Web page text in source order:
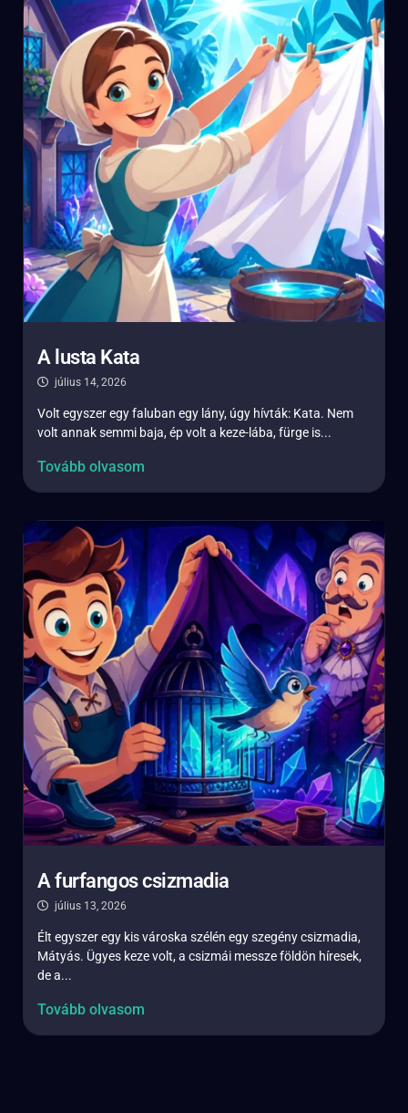
A lusta Kata
július 14, 2026
Volt egyszer egy faluban egy lány, úgy hívták: Kata. Nem
volt annak semmi baja, ép volt a keze-lába, fürge is...
Tovább olvasom
A furfangos csizmadia
július 13, 2026
Élt egyszer egy kis városka szélén egy szegény csizmadia,
Mátyás. Ügyes keze volt, a csizmái messze földön híresek,
de a...
Tovább olvasom